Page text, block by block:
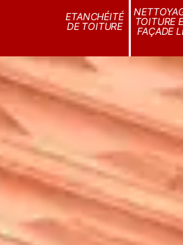
ETANCHÉITÉ
DE TOITURE
TOITURE
FAÇADE